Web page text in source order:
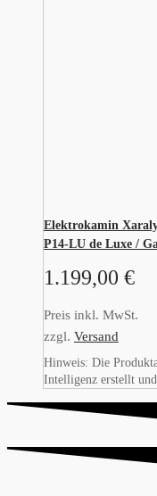
Elektrokamin
P14-LU de Luxe /
1.199,00 €
Preis inkl. MwSt.
zzgl. Versand
Hinweis: Die
Intelligenz erstellt